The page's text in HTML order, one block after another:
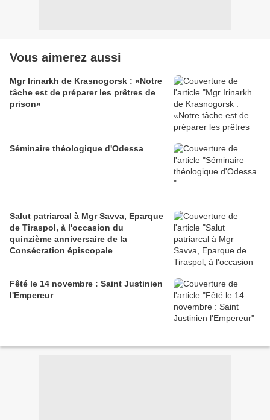
Vous aimerez aussi
Mgr Irinarkh de Krasnogorsk : «Notre
tâche est de préparer les prêtres de
prison»
Séminaire théologique d'Odessa
Salut patriarcal à Mgr Savva, Eparque
de Tiraspol, à l'occasion du
quinzième anniversaire de la
Consécration épiscopale
Fêté le 14 novembre : Saint Justinien
l'Empereur